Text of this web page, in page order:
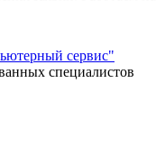
сервис"
специалистов